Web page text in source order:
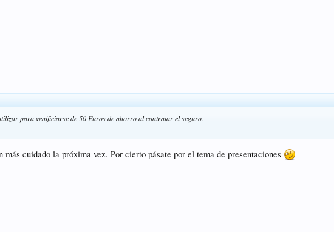
para venificiarse de 50 Euros de ahorro al contratar el seguro.
más cuidado la próxima vez. Por cierto pásate por el tema de presentaciones